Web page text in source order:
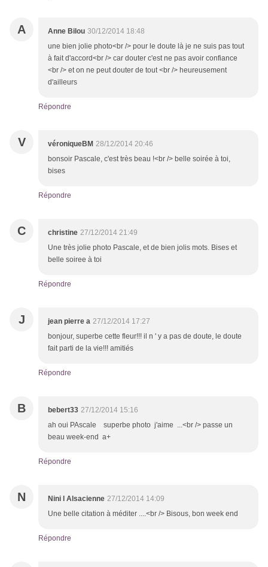
A Anne Bilou 30/12/2014 18:48
une bien jolie photo<br /> pour le doute là je ne suis pas tout
à fait d'accord<br /> car douter c'est ne pas avoir confiance
<br /> et on ne peut douter de tout <br /> heureusement
d'ailleurs
Répondre
V véroniqueBM 28/12/2014 20:46
bonsoir Pascale, c'est très beau !<br /> belle soirée à toi,
bises
Répondre
C christine 27/12/2014 21:49
Une très jolie photo Pascale, et de bien jolis mots. Bises et
belle soiree à toi
Répondre
J jean pierre a 27/12/2014 17:27
bonjour, superbe cette fleur!!! il n ' y a pas de doute, le doute
fait parti de la vie!!! amitiés
Répondre
B bebert33 27/12/2014 15:16
ah oui PAscale superbe photo j'aime ...<br /> passe un
beau week-end a+
Répondre
N Nini l Alsacienne 27/12/2014 14:09
Une belle citation à méditer ....<br /> Bisous, bon week end
Répondre